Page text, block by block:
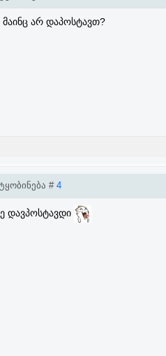
არ დაპოსტავთ?
# 4
დავპოსტავდი